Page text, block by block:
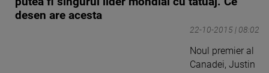
desen are acesta
22-10-2015 | 08:02
Noul premier al
Canadei, Justin